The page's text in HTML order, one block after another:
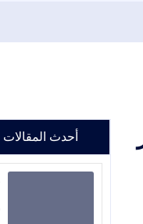
أحدث المقالات